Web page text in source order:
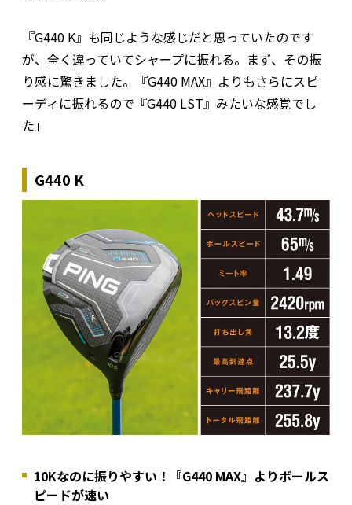
『G440 K』も同じような感じだと思っていたのです
が、全く違っていてシャープに振れる。まず、その振
り感に驚きました。『G440 MAX』よりもさらにスピ
ーディに振れるので『G440 LST』みたいな感覚でし
た」
G440 K
10Kなのに振りやすい！『G440 MAX』よりボールス
ピードが速い